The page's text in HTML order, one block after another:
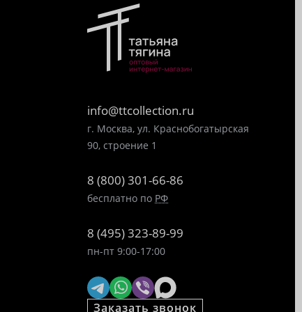
info@ttcollection.ru
г. Москва, ул. Краснобогатырская
90, строение 1
8 (800) 301-66-86
бесплатно по РФ
8 (495) 323-89-99
пн-пт 9:00-17:00
Заказать звонок